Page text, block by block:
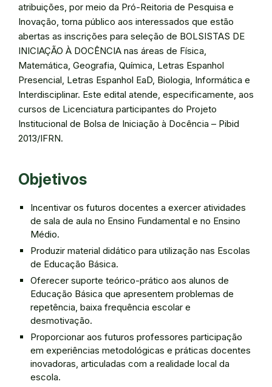
atribuições, por meio da Pró-Reitoria de Pesquisa e
Inovação, torna público aos interessados que estão
abertas as inscrições para seleção de BOLSISTAS DE
INICIAÇÃO À DOCÊNCIA nas áreas de Física,
Matemática, Geografia, Química, Letras Espanhol
Presencial, Letras Espanhol EaD, Biologia, Informática e
Interdisciplinar. Este edital atende, especificamente, aos
cursos de Licenciatura participantes do Projeto
Institucional de Bolsa de Iniciação à Docência – Pibid
2013/IFRN.
Objetivos
Incentivar os futuros docentes a exercer atividades
de sala de aula no Ensino Fundamental e no Ensino
Médio.
Produzir material didático para utilização nas Escolas
de Educação Básica.
Oferecer suporte teórico-prático aos alunos de
Educação Básica que apresentem problemas de
repetência, baixa frequência escolar e
desmotivação.
Proporcionar aos futuros professores participação
em experiências metodológicas e práticas docentes
inovadoras, articuladas com a realidade local da
escola.